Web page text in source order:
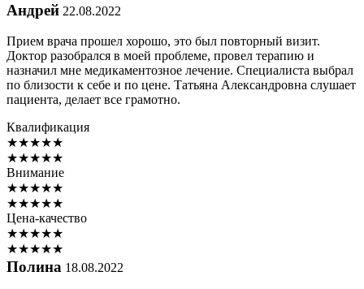
Андрей 22.08.2022
Прием врача прошел хорошо, это был повторный визит.
Доктор разобрался в моей проблеме, провел терапию и
назначил мне медикаментозное лечение. Специалиста выбрал
по близости к себе и по цене. Татьяна Александровна слушает
пациента, делает все грамотно.
Квалификация
★★★★★
★★★★★
Внимание
★★★★★
★★★★★
Цена-качество
★★★★★
★★★★★
Полина 18.08.2022